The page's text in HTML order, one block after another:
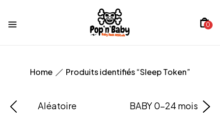
0
Home Produits identifiés “Sleep Token”
Aléatoire BABY 0-24 mois